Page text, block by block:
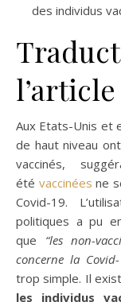
des individus
l’article
Aux Etats-Unis et
de haut niveau
vaccinés,
été vaccinées ne
Covid-19.
politiques a pu
que “les non-
concerne la Covid-
trop simple. Il
les individus